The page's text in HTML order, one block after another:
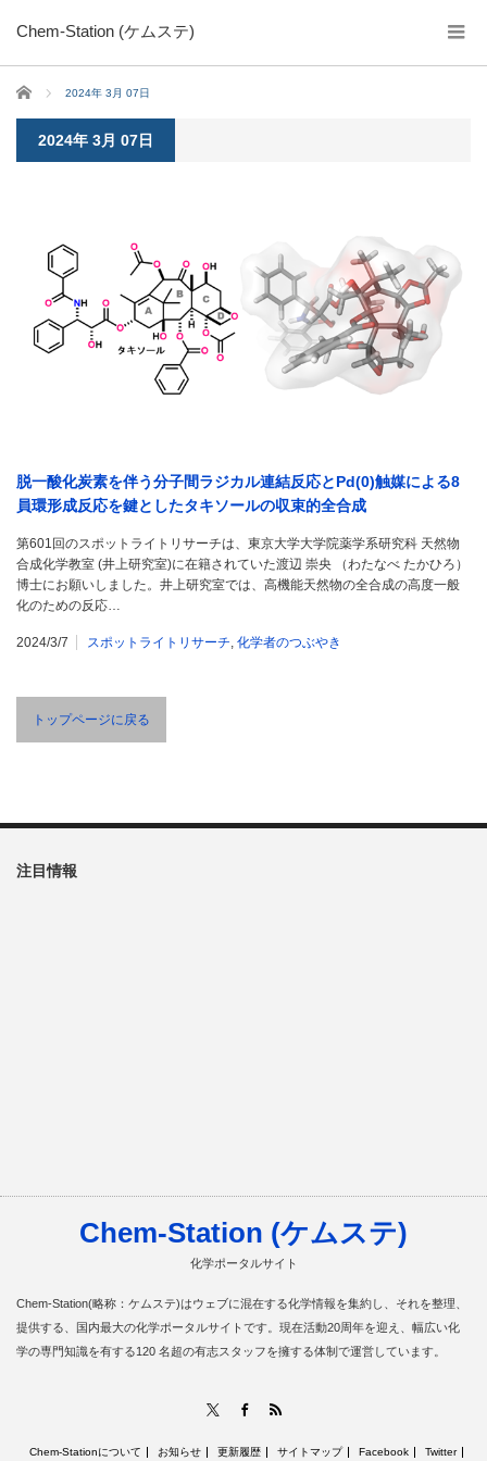
Chem-Station (ケムステ)
ホーム 2024年 3月 07日
2024年 3月 07日
脱一酸化炭素を伴う分子間ラジカル連結反応とPd(0)触媒による8
員環形成反応を鍵としたタキソールの収束的全合成
第601回のスポットライトリサーチは、東京大学大学院薬学系研究科 天然物
合成化学教室 (井上研究室)に在籍されていた渡辺 崇央 （わたなべ たかひろ）
博士にお願いしました。井上研究室では、高機能天然物の全合成の高度一般
化のための反応…
2024/3/7 スポットライトリサーチ 化学者のつぶやき
トップページに戻る
注目情報
Chem-Station (ケムステ)
化学ポータルサイト
Chem-Station(略称：ケムステ)はウェブに混在する化学情報を集約し、それを整理、
提供する、国内最大の化学ポータルサイトです。現在活動20周年を迎え、幅広い化
学の専門知識を有する120 名超の有志スタッフを擁する体制で運営しています。
Facebook
Chem-Stationについて お知らせ 更新履歴 サイトマップ Facebook Twitter